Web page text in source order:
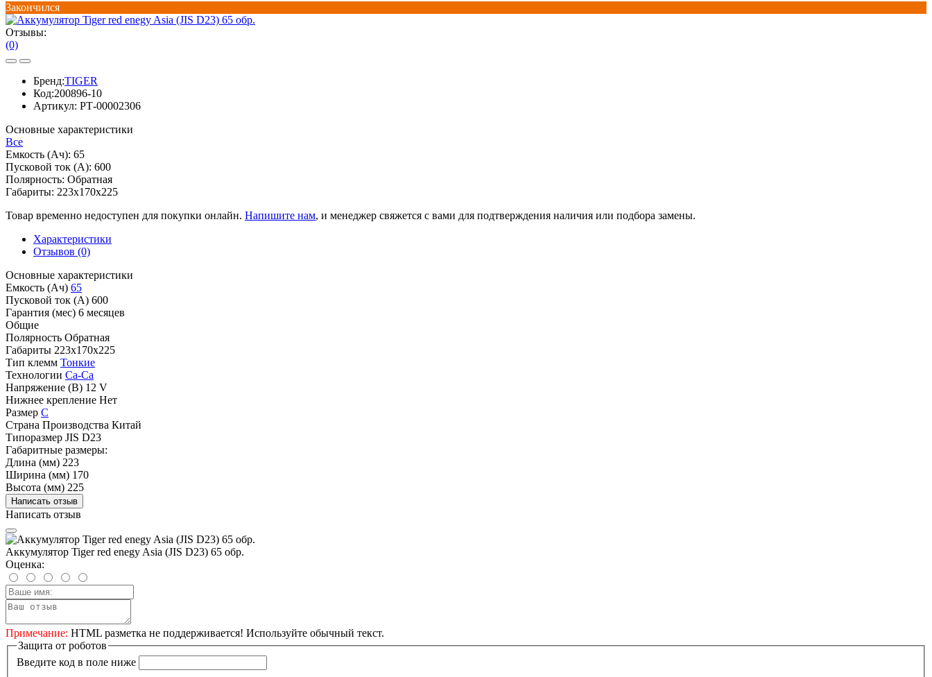
Закончился
Отзывы:
(0)
Бренд:TIGER
Код:200896-10
Артикул: РТ-00002306
Основные характеристики
Все
Емкость (Ач): 65
Пусковой ток (А): 600
Полярность: Обратная
Габариты: 223x170x225
Товар временно недоступен для покупки онлайн. Напишите нам, и менеджер свяжется с вами для подтверждения наличия или подбора замены.
Характеристики
Отзывов (0)
Основные характеристики
Емкость (Ач) 65
Пусковой ток (А) 600
Гарантия (мес) 6 месяцев
Общие
Полярность Обратная
Габариты 223x170x225
Тип клемм Тонкие
Технологии Ca-Ca
Напряжение (В) 12 V
Нижнее крепление Нет
Размер C
Страна Производства Китай
Типоразмер JIS D23
Габаритные размеры:
Длина (мм) 223
Ширина (мм) 170
Высота (мм) 225
Написать отзыв
Написать отзыв
Аккумулятор Tiger red enegy Asia (JIS D23) 65 обр.
Оценка:
Примечание: HTML разметка не поддерживается! Используйте обычный текст.
Защита от роботов
Введите код в поле ниже